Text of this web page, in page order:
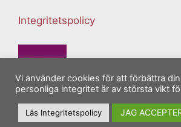
Integritetspolicy
Vi använder cookies för att förbättra
personliga integritet är av största vikt
Läs Integritetspolicy JAG